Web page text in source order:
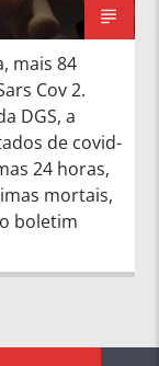
mais 84
Cov 2.
DGS, a
de covid-
24 horas,
mortais,
boletim